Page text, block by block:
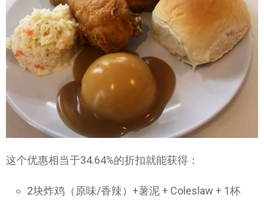
这个优惠相当于34.64%的折扣就能获得：
2块炸鸡（原味/香辣）+薯泥 + Coleslaw + 1杯